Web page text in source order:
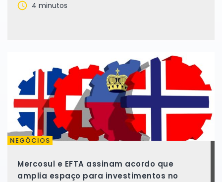
4 minutos
NEGÓCIOS
Mercosul e EFTA assinam acordo que
amplia espaço para investimentos no